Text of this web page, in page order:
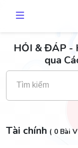
HỎI & ĐÁP -
qua
Tìm kiếm
Tài chính ( 0 Bài